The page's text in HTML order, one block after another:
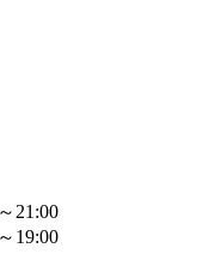
21:00
19:00